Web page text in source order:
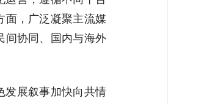
面，广泛凝聚主流媒
间协同、国内与海外
发展叙事加快向共情